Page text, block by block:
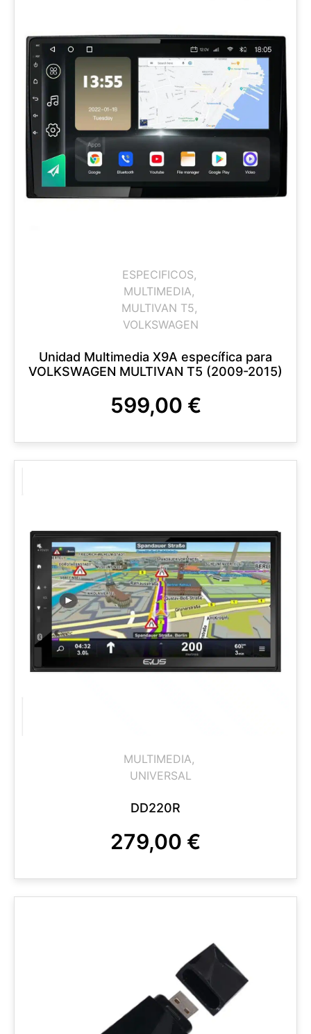
ESPECIFICOS,
MULTIMEDIA,
MULTIVAN T5,
VOLKSWAGEN
Unidad Multimedia X9A específica para
VOLKSWAGEN MULTIVAN T5 (2009-2015)
599,00 €
MULTIMEDIA,
UNIVERSAL
DD220R
279,00 €